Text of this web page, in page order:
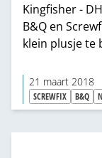
Kingfisher -
B&Q en
klein plusje te
21 maart 2018
SCREWFIX B&Q